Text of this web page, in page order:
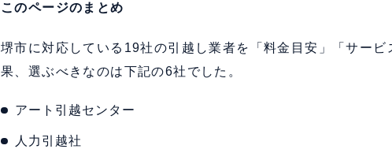
このページのまとめ
堺市に対応している19社の引越し業者を「料金目安」「サービ
果、選ぶべきなのは下記の6社でした。
アート引越センター
人力引越社